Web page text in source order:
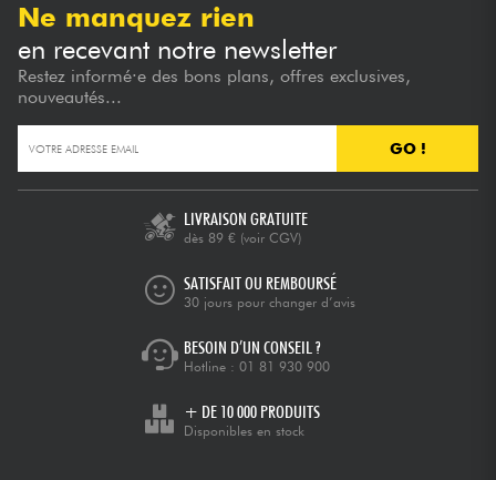
Ne manquez rien
en recevant notre newsletter
Restez informé·e des bons plans, offres exclusives,
nouveautés...
GO !
LIVRAISON GRATUITE
dès 89 € (voir CGV)
SATISFAIT OU REMBOURSÉ
30 jours pour changer d’avis
BESOIN D’UN CONSEIL ?
Hotline : 01 81 930 900
+ DE 10 000 PRODUITS
Disponibles en stock